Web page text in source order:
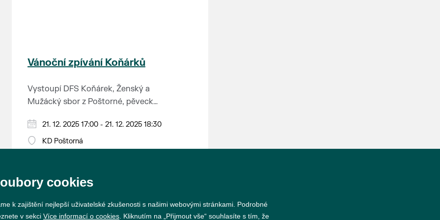
Vánoční zpívání Koňárků
Vystoupí DFS Koňárek, Ženský a
Mužácký sbor z Poštorné, pěvecký
21. 12. 2025 17:00 - 21. 12. 2025 18:30
KD Poštorná
cookies
k zajištění nejlepší uživatelské zkušenosti s našimi webovými stránkami. Podrobné
v sekci Více informací o cookies . Kliknutím na „Přijmout vše“ souhlasíte s tím, že